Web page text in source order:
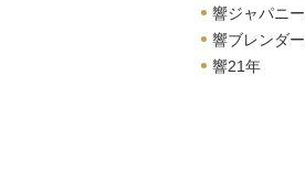
響ジャパニ
響ブレンダ
響21年